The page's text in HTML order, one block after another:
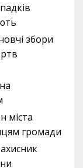
збори
міста
громади